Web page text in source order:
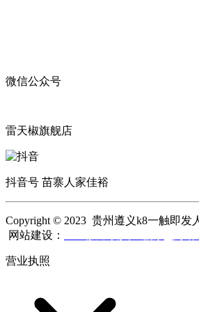
微信公众号
雷天椒旗舰店
抖音号 苗寨人家佳裕
Copyright © 2023 贵州遵义k8一触即发
网站建设：
营业执照